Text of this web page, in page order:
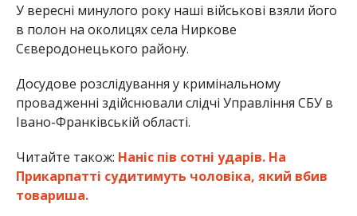
У вересні минулого року наші військові взяли його
в полон на околицях села Ниркове
Сєверодонецького району.
Досудове розслідування у кримінальному
провадженні здійснювали слідчі Управління СБУ в
Івано-Франківській області.
Читайте також: Наніс пів сотні ударів. На
Прикарпатті судитимуть чоловіка, який вбив
товариша.